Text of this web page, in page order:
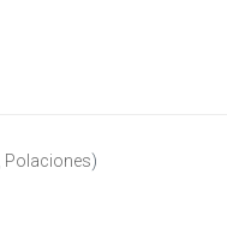
Polaciones)